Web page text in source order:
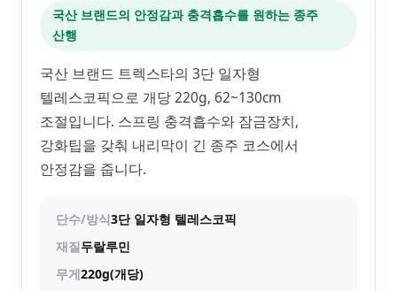
국산 브랜드의 안정감과 충격흡수를 원하는 종주
산행
국산 브랜드 트렉스타의 3단 일자형
텔레스코픽으로 개당 220g, 62~130cm
조절입니다. 스프링 충격흡수와 잠금장치,
강화팁을 갖춰 내리막이 긴 종주 코스에서
안정감을 줍니다.
단수/방식3단 일자형 텔레스코픽
재질두랄루민
무게220g(개당)